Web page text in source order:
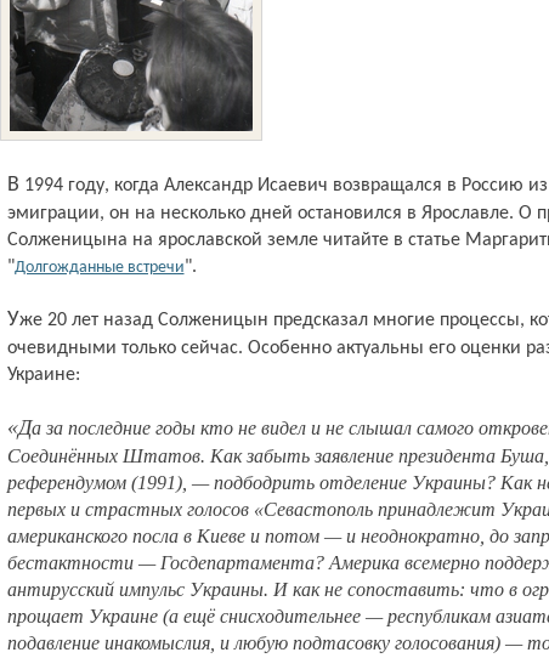
В 1994 году, когда Александр Исаевич возвращался в Россию из вынужденной
эмиграции, он на несколько дней остановился в Ярославле. О
Солженицына на ярославской земле читайте в статье
"Долгожданные встречи".
Уже 20 лет назад Солженицын предсказал многие процессы, которые стали
очевидными только сейчас. Особенно актуальны его оценки
Украине:
«Да за последние годы кто не видел и не слышал самого откровенного вмешательства
Соединённых Штатов. Как забыть заявление президента Буша,
референдумом (1991), — подбодрить отделение Украины? Как
первых и страстных голосов «Севастополь принадлежит
американского посла в Киеве и потом — и неоднократно, до
бестактности — Госдепартамента? Америка всемерно
антирусский импульс Украины. И как не сопоставить: что в
прощает Украине (а ещё снисходительнее — республикам
подавление инакомыслия, и любую подтасовку голосования) —